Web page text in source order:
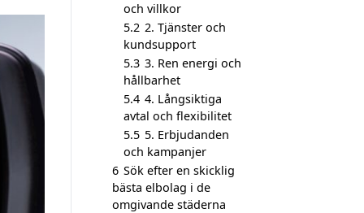
och villkor
5.2 2. Tjänster och
kundsupport
5.3 3. Ren energi och
hållbarhet
5.4 4. Långsiktiga
avtal och flexibilitet
5.5 5. Erbjudanden
och kampanjer
6 Sök efter en skicklig
bästa elbolag i de
omgivande städerna